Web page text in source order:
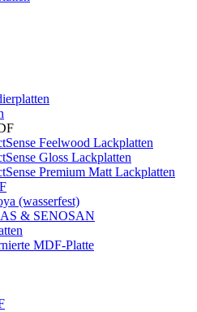
Feelwood Lackplatten
Gloss Lackplatten
Premium Matt Lackplatten
(wasserfest)
& SENOSAN
MDF-Platte